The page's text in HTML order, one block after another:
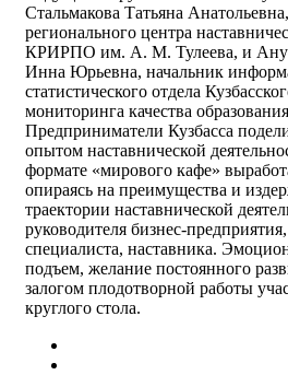
Стальмакова Татьяна
регионального центра
КРИРПО им. А. М. Тулеева, и
Инна Юрьевна, начальник
статистического отдела
мониторинга качества
Предприниматели Кузбасса
опытом наставнической
формате «мирового кафе»
опираясь на преимущества и
траектории наставнической
руководителя бизнес-
специалиста, наставника.
подъем, желание постоянного
залогом плодотворной работы
круглого стола.